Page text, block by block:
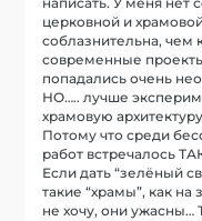
написать. У меня нет
церковной и
соблазнительна, чем
современные
попадались очень
НО….. лучше
храмовую
Потому что среди
работ встречалось
Если дать “зелёный
такие “храмы”, как
не хочу, они ужасны…